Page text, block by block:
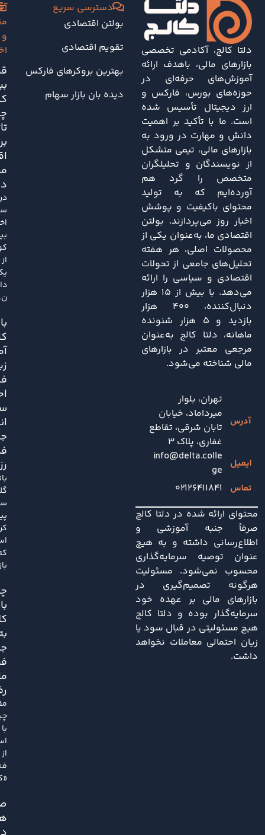
دلتا کالج، آکادمی تخصصی
بازارهای مالی، باهدف ارائه
آموزش‌های حرفه‌ای در
حوزه‌های بورس، فارکس و
ارز دیجیتال تأسیس شده
است. ما با تأکید بر اهمیت
دانش و مهارت در ورود به
بازارهای مالی، تیمی متشکل
از نویسندگان و تحلیلگران
متخصص را گرد هم
آورده‌ایم که به تولید
محتوای باکیفیت و پوشش
اخبار روز می‌پردازند. بولتن
اقتصادی ما، به‌عنوان یکی از
محصولات اصلی، هر هفته
تحلیل‌های جامعی از تحولات
اقتصادی و سیاسی را ارائه
می‌دهد. با بیش از ۱۵ هزار
دنبال‌کننده، ۴۰۰ هزار
بازدید و ۵ هزار شنونده
ماهانه، دلتا کالج به‌عنوان
مرجعی معتبر در بازارهای
مالی شناخته می‌شود.
تهران، بلوار
میرداماد، خیابان
تابان شرقی، تقاطع
غفاری، پلاک 3
info@delta.colle
ge
۰۲۱۲۶۴۱۱۸۴۱
محتوای ارائه شده در دلتا کالج
صرفاً جنبه آموزشی و
اطلاع‌رسانی داشته و به هیچ
عنوان توصیه سرمایه‌گذاری
محسوب نمی‌شود. مسئولیت
هرگونه تصمیم‌گیری در
بازارهای مالی بر عهده خود
سرمایه‌گذار بوده و دلتا کالج
هیچ مسئولیتی در قبال سود یا
زیان احتمالی معاملات نخواهد
داشت.
دسترسی سریع
بولتن اقتصادی
تقویم اقتصادی
بهترین بروکرهای فارکس
دیده بان بازار سهام
و
بر
در
از
با
با
از